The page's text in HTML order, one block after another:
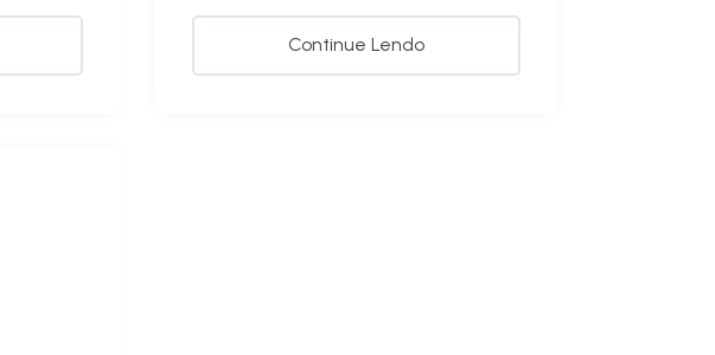
Continue Lendo